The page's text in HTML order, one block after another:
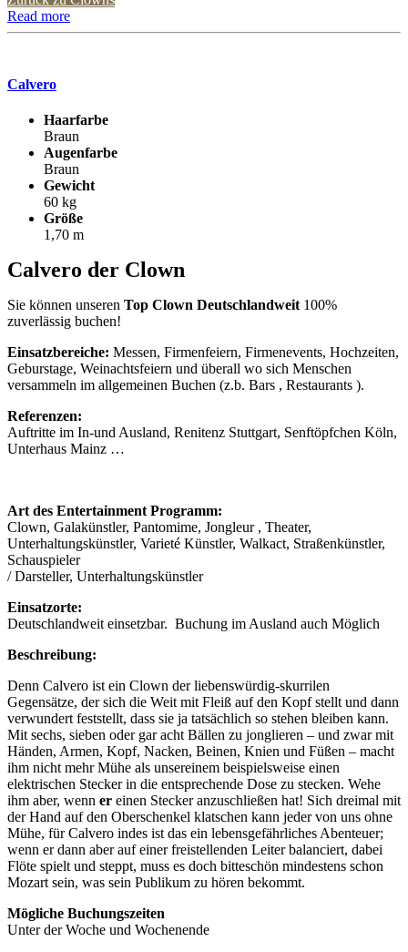
Read more
Calvero
Haarfarbe
Braun
Augenfarbe
Braun
Gewicht
60 kg
Größe
1,70 m
Calvero der Clown
Sie können unseren Top Clown Deutschlandweit 100%
zuverlässig buchen!
Einsatzbereiche: Messen, Firmenfeiern, Firmenevents, Hochzeiten,
Geburstage, Weinachtsfeiern und überall wo sich Menschen
versammeln im allgemeinen Buchen (z.b. Bars , Restaurants ).
Referenzen:
Auftritte im In-und Ausland, Renitenz Stuttgart, Senftöpfchen Köln,
Unterhaus Mainz …
Art des Entertainment Programm:
Clown, Galakünstler, Pantomime, Jongleur , Theater,
Unterhaltungskünstler, Varieté Künstler, Walkact, Straßenkünstler,
Schauspieler
/ Darsteller, Unterhaltungskünstler
Einsatzorte:
Deutschlandweit einsetzbar. Buchung im Ausland auch Möglich
Beschreibung:
Denn Calvero ist ein Clown der liebenswürdig-skurrilen
Gegensätze, der sich die Weit mit Fleiß auf den Kopf stellt und dann
verwundert feststellt, dass sie ja tatsächlich so stehen bleiben kann.
Mit sechs, sieben oder gar acht Bällen zu jonglieren – und zwar mit
Händen, Armen, Kopf, Nacken, Beinen, Knien und Füßen – macht
ihm nicht mehr Mühe als unsereinem beispielsweise einen
elektrischen Stecker in die entsprechende Dose zu stecken. Wehe
ihm aber, wenn er einen Stecker anzuschließen hat! Sich dreimal mit
der Hand auf den Oberschenkel klatschen kann jeder von uns ohne
Mühe, für Calvero indes ist das ein lebensgefährliches Abenteuer;
wenn er dann aber auf einer freistellenden Leiter balanciert, dabei
Flöte spielt und steppt, muss es doch bitteschön mindestens schon
Mozart sein, was sein Publikum zu hören bekommt.
Mögliche Buchungszeiten
Unter der Woche und Wochenende